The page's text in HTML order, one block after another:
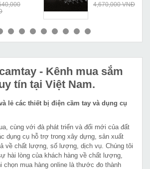
MUA NGAY
4,670,000 VNĐ
- Kênh mua sắm
tín tại Việt Nam.
lẻ các thiết bị điện cầm tay và dụng cụ
cùng với đà phát triển và đổi mới của đất
dụng cụ hỗ trợ trong xây dựng, sản xuất
về chất lượng, số lượng, dịch vụ. Chúng tôi
hài lòng của khách hàng về chất lượng,
chọn mua hàng online là thước đo thành